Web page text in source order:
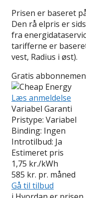
Prisen er baseret
Den rå elpris er
fra
tarifferne er
vest, Radius i øst).
Gratis
Læs anmeldelse
Variabel Garanti
Pristype: Variabel
Binding: Ingen
Introtilbud: Ja
Estimeret pris
1,75 kr./kWh
585 kr. pr. måned
Gå til tilbud